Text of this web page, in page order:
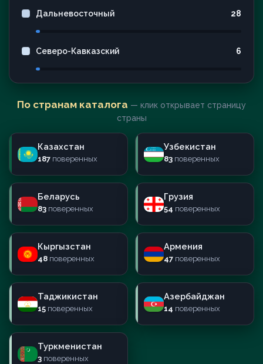
Дальневосточный 28
Северо-Кавказский 6
По странам каталога — клик открывает страницу
страны
Казахстан
187 поверенных
Узбекистан
83 поверенных
Беларусь
83 поверенных
Грузия
54 поверенных
Кыргызстан
48 поверенных
Армения
47 поверенных
Таджикистан
15 поверенных
Азербайджан
14 поверенных
Туркменистан
3 поверенных